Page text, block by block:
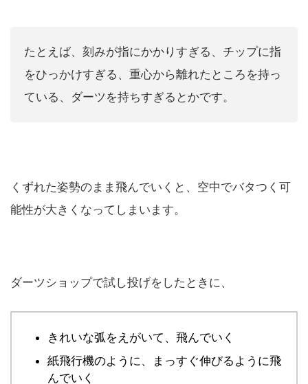
たとえば、刻みが指にかかりすぎる、チップに指
をひっかけすぎる、重心から離れたところを持っ
ている、ダーツを持ちすぎるとかです。
くずれた姿勢のまま飛んでいくと、空中でバタつく可
能性が大きくなってしまいます。
ダーツショップで試し投げをしたときに、
きれいな弧をえがいて、飛んでいく
紙飛行機のように、まっすぐ伸びるように飛
んでいく